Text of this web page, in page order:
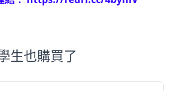
生也購買了